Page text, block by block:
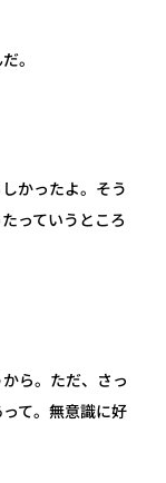
。
かったよ。そう
っていうところ
ら。ただ、さっ
て。無意識に好